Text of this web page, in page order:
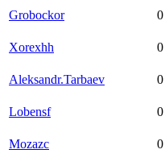
Grobockor
0
Xorexhh
0
Aleksandr.Tarbaev
0
Lobensf
0
Mozazc
0